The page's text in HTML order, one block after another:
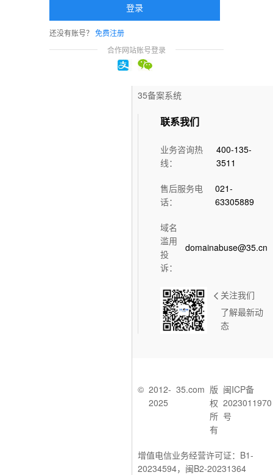
登录
还没有账号？ 免费注册
合作网站账号登录
外贸营销解决方案
虚拟主机控制面板
35备案系统
联系我们
业务咨询热
线：
400-135-
3511
售后服务电
话：
021-
63305889
域名
滥用
投
诉：
domainabuse@35.cn
关注我们
了解最新动
态
© 2012-
2025
35.com 版
权
所
有
闽ICP备
2023011970
号
增值电信业务经营许可证：B1-
20234594，闽B2-20231364